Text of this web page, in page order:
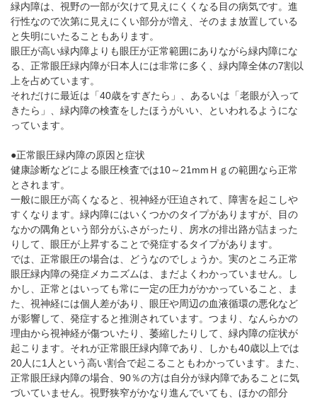
パンフレットのダウンロード
緑内障は、視野の一部が欠けて見えにくくなる目の病気です。進
行性なので次第に見えにくい部分が増え、そのまま放置している
と失明にいたることもあります。
眼圧が高い緑内障よりも眼圧が正常範囲にありながら緑内障にな
る、正常眼圧緑内障が日本人には非常に多く、緑内障全体の7割以
上を占めています。
それだけに最近は「40歳をすぎたら」、あるいは「老眼が入って
きたら」、緑内障の検査をしたほうがいい、といわれるようにな
っています。
●正常眼圧緑内障の原因と症状
健康診断などによる眼圧検査では10～21mmＨｇの範囲なら正常
とされます。
一般に眼圧が高くなると、視神経が圧迫されて、障害を起こしや
すくなります。緑内障にはいくつかのタイプがありますが、目の
なかの隅角という部分がふさがったり、房水の排出路が詰まった
りして、眼圧が上昇することで発症するタイプがあります。
では、正常眼圧の場合は、どうなのでしょうか。実のところ正常
眼圧緑内障の発症メカニズムは、まだよくわかっていません。し
かし、正常とはいっても常に一定の圧力がかかっていること、ま
た、視神経には個人差があり、眼圧や周辺の血液循環の悪化など
が影響して、発症すると推測されています。つまり、なんらかの
理由から視神経が傷ついたり、萎縮したりして、緑内障の症状が
起こります。それが正常眼圧緑内障であり、しかも40歳以上では
20人に1人という高い割合で起こることもわかっています。また、
正常眼圧緑内障の場合、90％の方は自分が緑内障であることに気
づいていません。視野狭窄がかなり進んでいても、ほかの部分